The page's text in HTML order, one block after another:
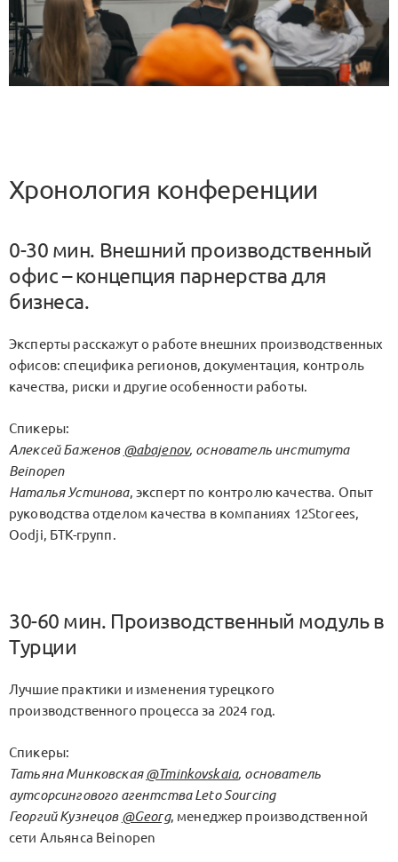
Хронология конференции
0-30 мин. Внешний производственный
офис – концепция парнерства для
бизнеса.
Эксперты расскажут о работе внешних производственных
офисов: специфика регионов, документация, контроль
качества, риски и другие особенности работы.
Спикеры:
Алексей Баженов @abajenov, основатель института
Beinopen
Наталья Устинова, эксперт по контролю качества. Опыт
руководства отделом качества в компаниях 12Storees,
Oodji, БТК-групп.
30-60 мин. Производственный модуль в
Турции
Лучшие практики и изменения турецкого
производственного процесса за 2024 год.
Спикеры:
Татьяна Минковская@Tminkovskaia, основатель
аутсорсингового агентства Leto Sourcing
Георгий Кузнецов @Georg, менеджер производственной
сети Альянса Beinopen